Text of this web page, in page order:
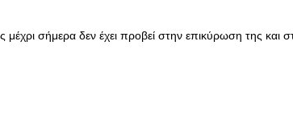
σήμερα δεν έχει προβεί στην επικύρωση της και